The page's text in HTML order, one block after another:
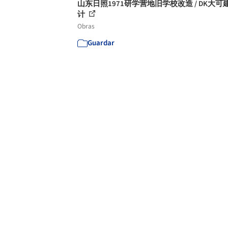
山东日照1971研学营地旧学校改造 / DK大可
计
Obras
Guardar